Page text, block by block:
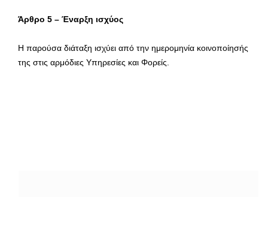
Άρθρο 5 – Έναρξη ισχύος
Η παρούσα διάταξη ισχύει από την ημερομηνία κοινοποίησής
της στις αρμόδιες Υπηρεσίες και Φορείς.